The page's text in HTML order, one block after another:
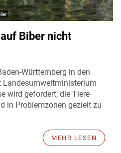
Biber nicht
Württemberg in den
Landesumweltministerium
wird gefordert, die Tiere
in Problemzonen gezielt zu
MEHR LESEN